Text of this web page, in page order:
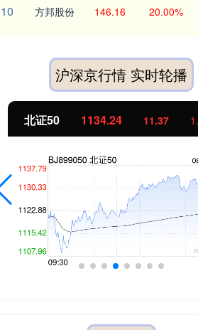
10 方邦股份 146.16 20.00%
沪深京行情 实时轮播
北证50 1134.24 11.37